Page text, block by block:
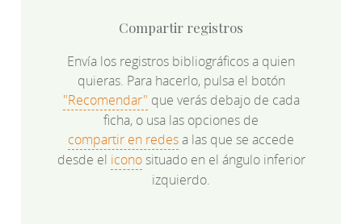
Compartir registros
Envía los registros bibliográficos a quien
quieras. Para hacerlo, pulsa el botón
"Recomendar" que verás debajo de cada
ficha, o usa las opciones de
compartir en redesa las que se accede
desde el iconosituado en el ángulo inferior
izquierdo.